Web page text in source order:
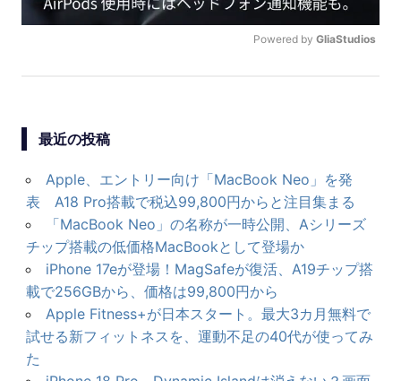
ン
Powered by GliaStudios
最近の投稿
Apple、エントリー向け「MacBook Neo」を発
表 A18 Pro搭載で税込99,800円からと注目集まる
「MacBook Neo」の名称が一時公開、Aシリーズ
チップ搭載の低価格MacBookとして登場か
iPhone 17eが登場！MagSafeが復活、A19チップ搭
載で256GBから、価格は99,800円から
Apple Fitness+が日本スタート。最大3カ月無料で
試せる新フィットネスを、運動不足の40代が使ってみ
た